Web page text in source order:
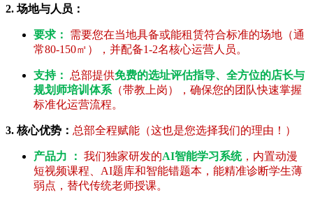
2. 场地与人员：
要求：
需要您在当地具备或能租赁符合标准的场地（通
常80-150㎡），并配备1-2名核心运营人员。
支持： 总部提供免费的选址评估指导、全方位的店长与
规划师培训体系 （带教上岗），确保您的团队快速掌握
标准化运营流程。
3. 核心优势： 总部全程赋能（这也是您选择我们的理由！）
产品力 ： 我们独家研发的AI智能学习系统，内置动漫
短视频课程、AI题库和智能错题本，能精准诊断学生薄
弱点，替代传统老师授课。